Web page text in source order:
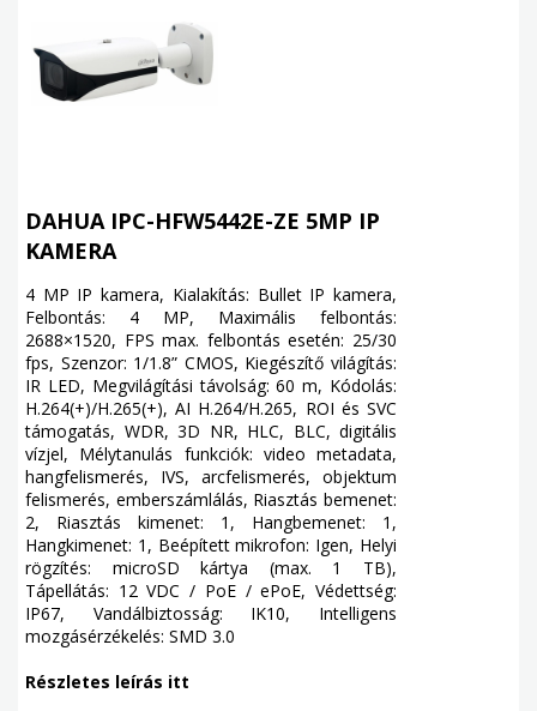
DAHUA IPC-HFW5442E-ZE 5MP IP
KAMERA
4 MP IP kamera, Kialakítás: Bullet IP kamera,
Felbontás: 4 MP, Maximális felbontás:
2688×1520, FPS max. felbontás esetén: 25/30
fps, Szenzor: 1/1.8” CMOS, Kiegészítő világítás:
IR LED, Megvilágítási távolság: 60 m, Kódolás:
H.264(+)/H.265(+), AI H.264/H.265, ROI és SVC
támogatás, WDR, 3D NR, HLC, BLC, digitális
vízjel, Mélytanulás funkciók: video metadata,
hangfelismerés, IVS, arcfelismerés, objektum
felismerés, emberszámlálás, Riasztás bemenet:
2, Riasztás kimenet: 1, Hangbemenet: 1,
Hangkimenet: 1, Beépített mikrofon: Igen, Helyi
rögzítés: microSD kártya (max. 1 TB),
Tápellátás: 12 VDC / PoE / ePoE, Védettség:
IP67, Vandálbiztosság: IK10, Intelligens
mozgásérzékelés: SMD 3.0
Részletes leírás itt